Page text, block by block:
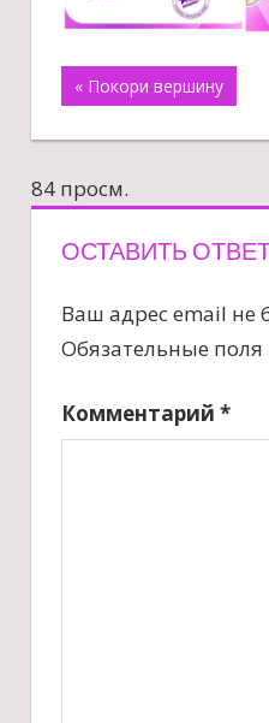
Навигация
по
записям
« Покори вершину
84 просм.
ОСТАВИТЬ
Ваш адрес email не
Обязательные
Комментарий *